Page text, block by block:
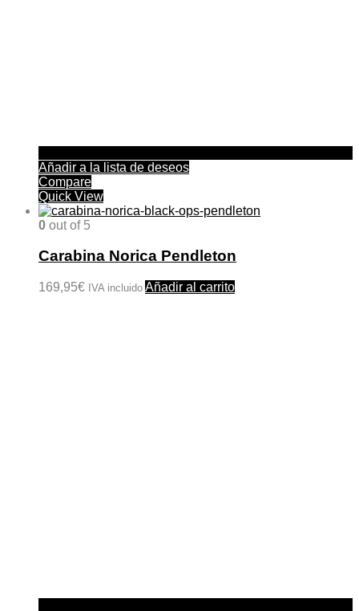
Añadir a la lista de deseos
Compare
Quick View
0 out of 5
Carabina Norica Pendleton
169,95€ IVA incluido Añadir al carrito